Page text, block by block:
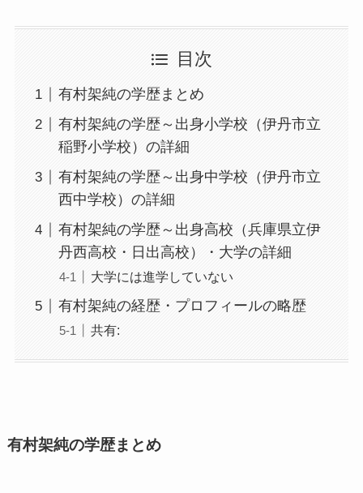
目次
有村架純の学歴まとめ
有村架純の学歴～出身小学校（伊丹市立
稲野小学校）の詳細
有村架純の学歴～出身中学校（伊丹市立
西中学校）の詳細
有村架純の学歴～出身高校（兵庫県立伊
丹西高校・日出高校）・大学の詳細
大学には進学していない
有村架純の経歴・プロフィールの略歴
共有:
有村架純の学歴まとめ